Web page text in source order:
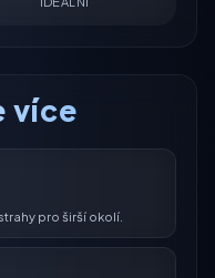
více
pro širší okolí.